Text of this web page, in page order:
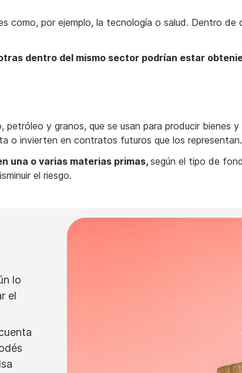
como, por ejemplo, la tecnología o salud. Dentro de
dentro del mismo sector podrían estar
y granos, que se usan para producir bienes
o invierten en contratos futuros que los representan.
una o varias materias primas, según el tipo de
el riesgo.
lo
el